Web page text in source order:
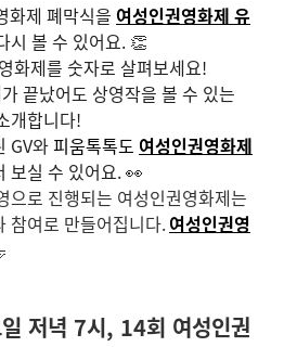
화제 폐막식을 여성인권영화제 유
시 볼 수 있어요. 👏
화제를 숫자로 살펴보세요!
끝났어도 상영작을 볼 수 있는
개합니다!
GV와피움톡톡도 여성인권영화제
보실 수 있어요. 👀
으로 진행되는 여성인권영화제는
참여로 만들어집니다.여성인권영
저녁 7시, 14회 여성인권